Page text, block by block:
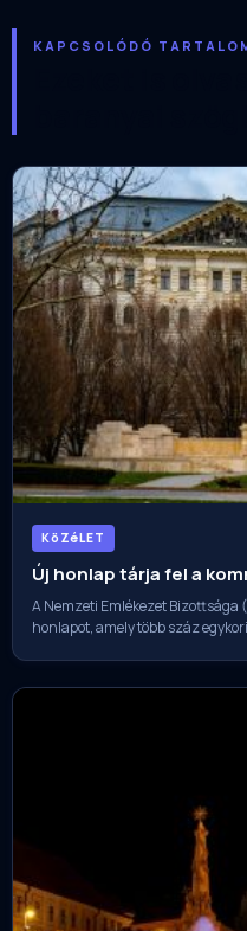
KAPCSOLÓDÓ
KöZéLET
Új honlap tárja fel a
A Nemzeti Emlékezet Bizottsága
honlapot, amely több száz